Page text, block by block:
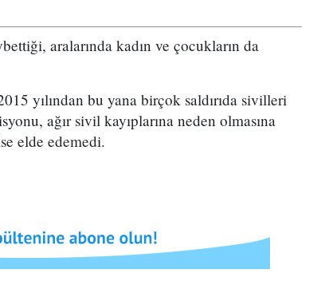
aralarında kadın ve çocukların da
yılından bu yana birçok saldırıda sivilleri
ağır sivil kayıplarına neden olmasına
elde edemedi.